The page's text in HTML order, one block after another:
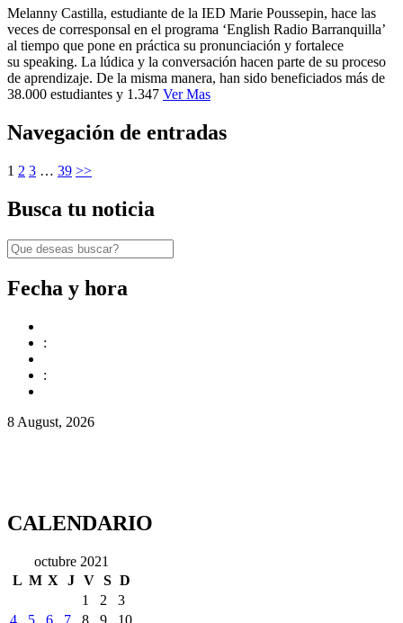
Melanny Castilla, estudiante de la IED Marie Poussepin, hace las
veces de corresponsal en el programa ‘English Radio Barranquilla’
al tiempo que pone en práctica su pronunciación y fortalece
su speaking. La lúdica y la conversación hacen parte de su proceso
de aprendizaje. De la misma manera, han sido beneficiados más de
38.000 estudiantes y 1.347 Ver Mas
Navegación de entradas
1 2 3 … 39 >>
Busca tu noticia
Fecha y hora
:
:
8 August, 2026
CALENDARIO
octubre 2021
L M X J V S D
1
2
3
4
5 6 7 8 9 10